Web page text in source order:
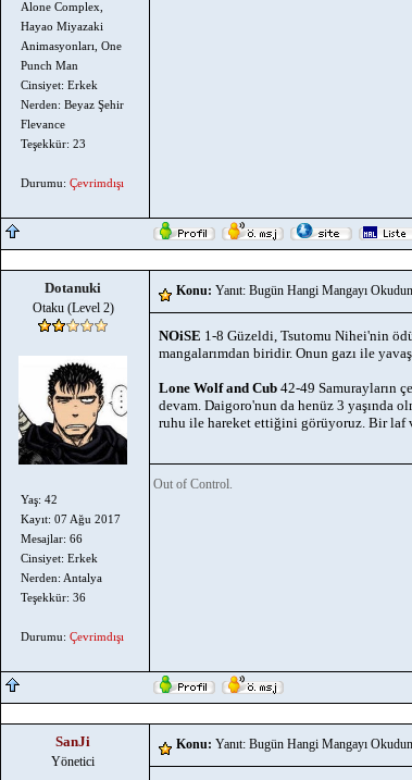
Alone Complex,
Hayao Miyazaki
Animasyonları, One
Punch Man
Cinsiyet: Erkek
Nerden: Beyaz Şehir
Flevance
Teşekkür: 23
Durumu: Çevrimdışı
Dotanuki
Otaku (Level 2)
Yaş: 42
Kayıt: 07 Ağu 2017
Mesajlar: 66
Cinsiyet: Erkek
Nerden: Antalya
Teşekkür: 36
Durumu: Çevrimdışı
Konu: Yanıt: Bugün Hangi Mangayı
NOiSE 1-8 Güzeldi, Tsutomu Nihei'nin
mangalarımdan biridir. Onun gazı ile
Lone Wolf and Cub 42-49 Samurayların
devam. Daigoro'nun da henüz 3 yaşında
ruhu ile hareket ettiğini görüyoruz. Bir laf
Out of Control.
SanJi
Yönetici
Konu: Yanıt: Bugün Hangi Mangayı